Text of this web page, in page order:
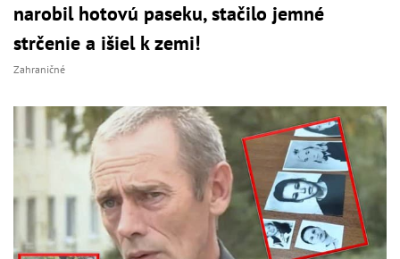
narobil hotovú paseku, stačilo jemné
strčenie a išiel k zemi!
Zahraničné